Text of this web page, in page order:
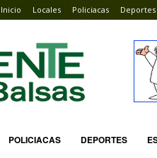
Inicio Locales Policiacas Deportes
POLICIACAS DEPORTES